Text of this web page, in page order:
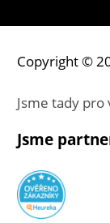
Copyright ©
Jsme tady pro
Jsme